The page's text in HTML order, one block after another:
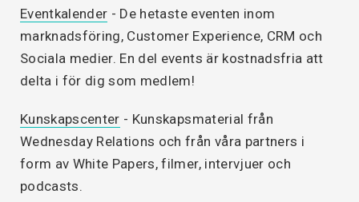
Eventkalender - De hetaste eventen inom
marknadsföring, Customer Experience, CRM och
Sociala medier. En del events är kostnadsfria att
delta i för dig som medlem!
Kunskapscenter - Kunskapsmaterial från
Wednesday Relations och från våra partners i
form av White Papers, filmer, intervjuer och
podcasts.